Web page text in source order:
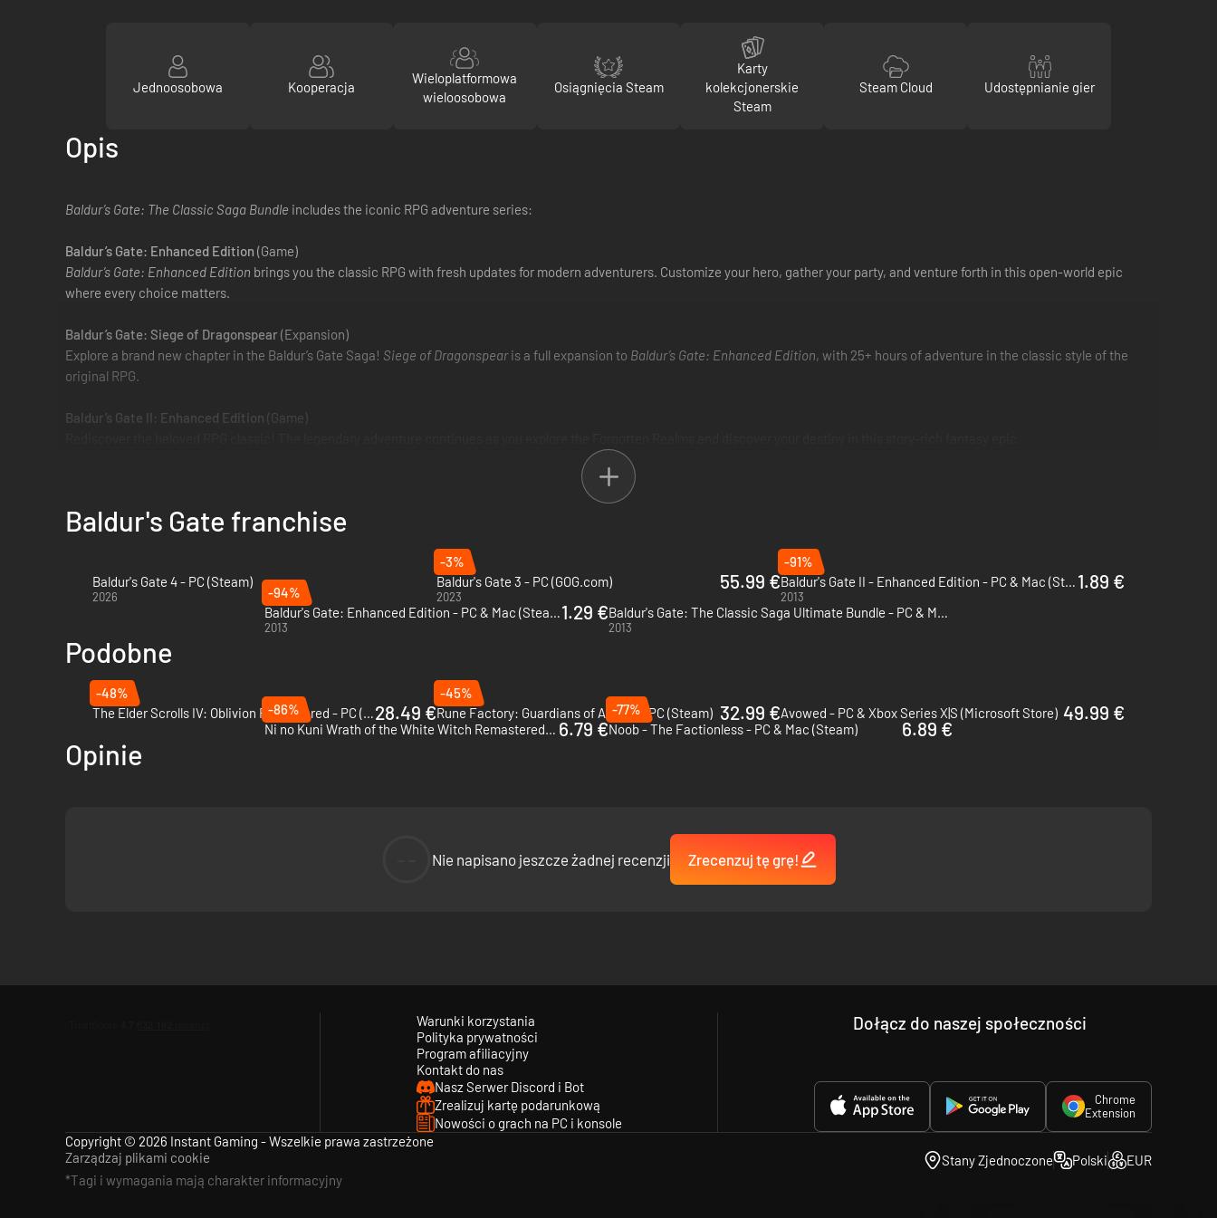
Jednoosobowa Kooperacja
Wieloplatformowa
wieloosobowa
Osiągnięcia Steam
Karty
kolekcjonerskie
Steam
Steam Cloud Udostępnianie gier
Opis
Baldur’s Gate: The Classic Saga Bundle includes the iconic RPG adventure series:
Baldur’s Gate: Enhanced Edition (Game)
Baldur’s Gate: Enhanced Edition brings you the classic RPG with fresh updates for modern adventurers. Customize your hero, gather your party, and venture forth in this open-world epic
where every choice matters.
Baldur’s Gate: Siege of Dragonspear (Expansion)
Explore a brand new chapter in the Baldur’s Gate Saga! Siege of Dragonspearis a full expansion to Baldur’s Gate: Enhanced Edition, with 25+ hours of adventure in the classic style of the
original RPG.
Baldur’s Gate II: Enhanced Edition (Game)
Baldur's Gate franchise
Baldur's Gate 4 - PC (Steam)
2026
-3%
Baldur's Gate 3 - PC (GOG.com)
2023
55.99 €
-91%
Baldur's Gate II - Enhanced Edition - PC & Mac (Steam)
2013
1.89 €
-94%
Baldur's Gate: Enhanced Edition - PC & Mac (Steam)
2013
1.29 € Baldur's Gate: The Classic Saga Ultimate Bundle - PC & Mac (Steam)
2013
Podobne
-48%
The Elder Scrolls IV: Oblivion Remastered - PC (Steam)28.49 €
-45%
Rune Factory: Guardians of Azuma - PC (Steam) 32.99 €Avowed - PC & Xbox Series X|S (Microsoft Store) 49.99 €
-86%
Ni no Kuni Wrath of the White Witch Remastered - PC (Steam) 6.79 €
-77%
Noob - The Factionless - PC & Mac (Steam)
6.89 €
Opinie
Nie napisano jeszcze żadnej recenzji Zrecenzuj tę grę!
Warunki korzystania
Polityka prywatności
Program afiliacyjny
Kontakt do nas
Nasz Serwer Discord i Bot
Zrealizuj kartę podarunkową
Nowości o grach na PC i konsole
Dołącz do naszej społeczności
Chrome
Extension
Copyright © 2026 Instant Gaming - Wszelkie prawa zastrzeżone
Zarządzaj plikami cookie
*Tagi i wymagania mają charakter informacyjny
Stany Zjednoczone Polski EUR